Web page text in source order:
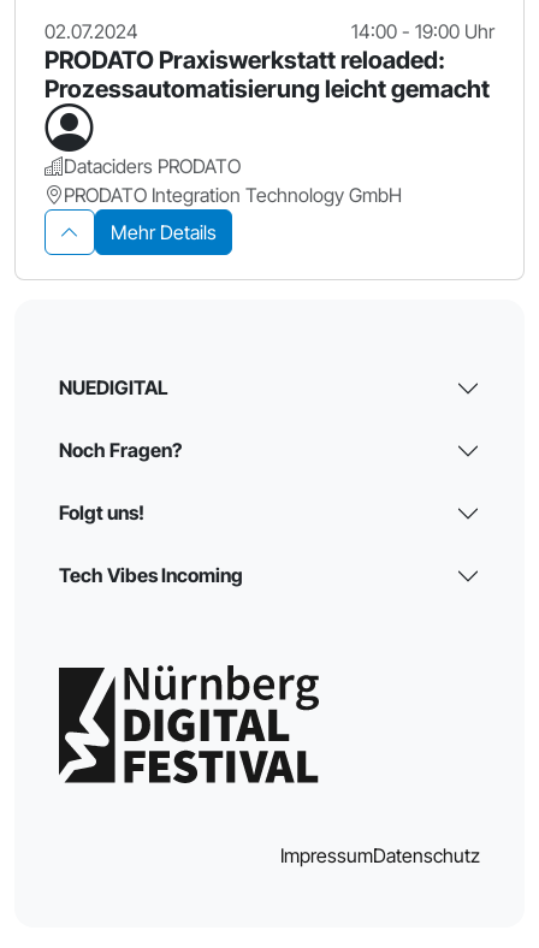
02.07.2024 14:00 - 19:00 Uhr
PRODATO Praxiswerkstatt reloaded:
Prozessautomatisierung leicht gemacht
Dataciders PRODATO
PRODATO Integration Technology GmbH
Mehr Details
NUEDIGITAL
Noch Fragen?
Folgt uns!
Tech Vibes Incoming
ImpressumDatenschutz